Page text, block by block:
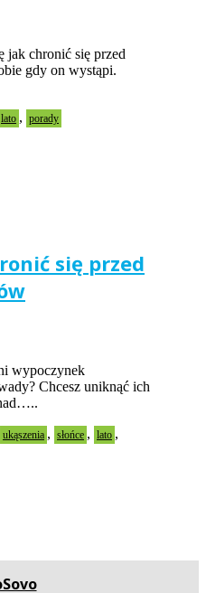
jak chronić się przed
gdy on wystąpi.
lato , porady
się przed
wypoczynek
Chcesz uniknąć ich
ukąszenia , słońce , lato ,